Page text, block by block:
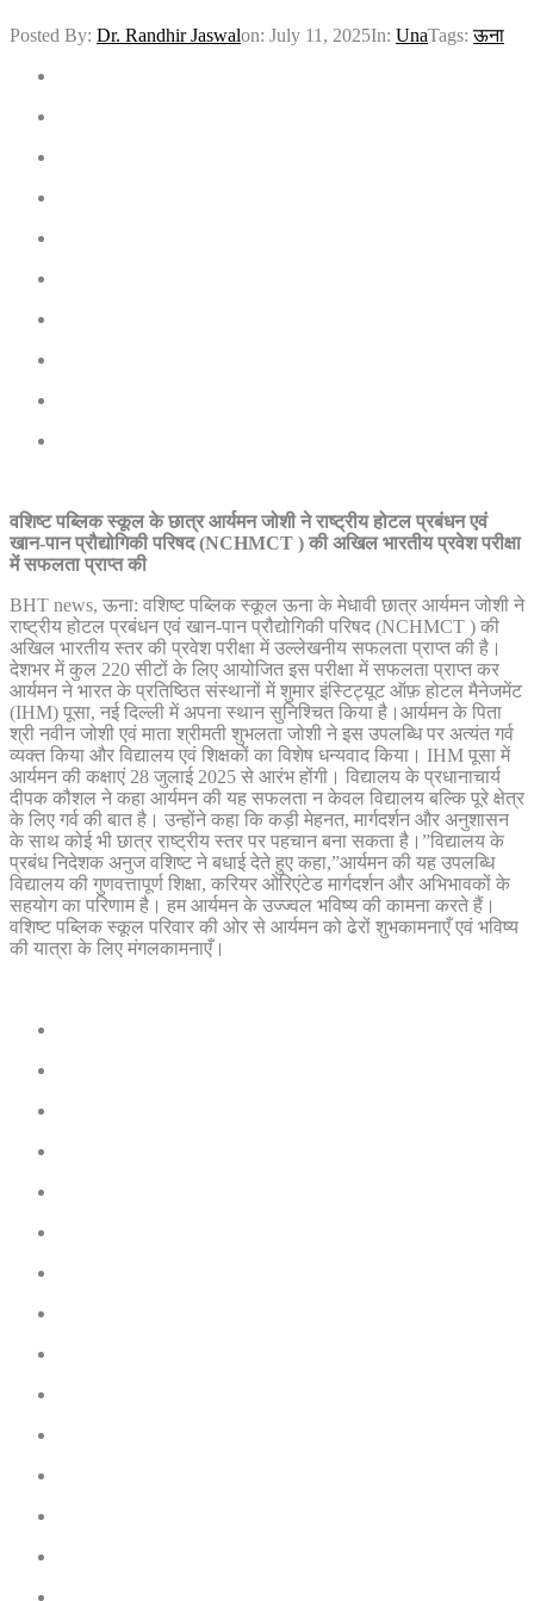
Posted By: Dr. Randhir Jaswalon: July 11, 2025In: UnaTags:ऊना
वशिष्ट पब्लिक स्कूल के छात्र आर्यमन जोशी ने राष्ट्रीय होटल प्रबंधन एवं
खान-पान प्रौद्योगिकी परिषद (NCHMCT ) की अखिल भारतीय प्रवेश परीक्षा
में सफलता प्राप्त की
BHT news, ऊना: वशिष्ट पब्लिक स्कूल ऊना के मेधावी छात्र आर्यमन जोशी ने
राष्ट्रीय होटल प्रबंधन एवं खान-पान प्रौद्योगिकी परिषद (NCHMCT ) की
अखिल भारतीय स्तर की प्रवेश परीक्षा में उल्लेखनीय सफलता प्राप्त की है।
देशभर में कुल 220 सीटों के लिए आयोजित इस परीक्षा में सफलता प्राप्त कर
आर्यमन ने भारत के प्रतिष्ठित संस्थानों में शुमार इंस्टिट्यूट ऑफ़ होटल मैनेजमेंट
(IHM) पूसा, नई दिल्ली में अपना स्थान सुनिश्चित किया है।आर्यमन के पिता
श्री नवीन जोशी एवं माता श्रीमती शुभलता जोशी ने इस उपलब्धि पर अत्यंत गर्व
व्यक्त किया और विद्यालय एवं शिक्षकों का विशेष धन्यवाद किया। IHM पूसा में
आर्यमन की कक्षाएं 28 जुलाई 2025 से आरंभ होंगी। विद्यालय के प्रधानाचार्य
दीपक कौशल ने कहा आर्यमन की यह सफलता न केवल विद्यालय बल्कि पूरे क्षेत्र
के लिए गर्व की बात है। उन्होंने कहा कि कड़ी मेहनत, मार्गदर्शन और अनुशासन
के साथ कोई भी छात्र राष्ट्रीय स्तर पर पहचान बना सकता है।”विद्यालय के
प्रबंध निदेशक अनुज वशिष्ट ने बधाई देते हुए कहा,”आर्यमन की यह उपलब्धि
विद्यालय की गुणवत्तापूर्ण शिक्षा, करियर ओरिएंटेड मार्गदर्शन और अभिभावकों के
सहयोग का परिणाम है। हम आर्यमन के उज्ज्वल भविष्य की कामना करते हैं।
वशिष्ट पब्लिक स्कूल परिवार की ओर से आर्यमन को ढेरों शुभकामनाएँ एवं भविष्य
की यात्रा के लिए मंगलकामनाएँ।